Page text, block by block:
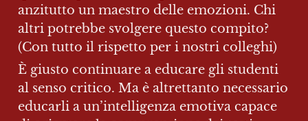
anzitutto un maestro delle emozioni. Chi
altri potrebbe svolgere questo compito?
(Con tutto il rispetto per i nostri colleghi)
È giusto continuare a educare gli studenti
al senso critico. Ma è altrettanto necessario
educarli a un’intelligenza emotiva capace